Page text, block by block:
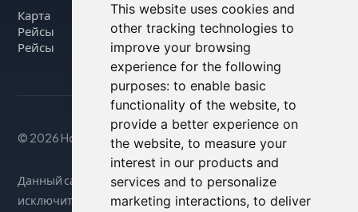
This website uses cookies and
other tracking technologies to
improve your browsing
experience for the following
purposes: to enable basic
functionality of the website, to
provide a better experience on
the website, to measure your
interest in our products and
services and to personalize
marketing interactions, to deliver
Карта
Рейсы
Рейсы
© 2026 Housity.net
Данный сайт предоставляет информацию
исключительно в справочных целях и никак не связан с